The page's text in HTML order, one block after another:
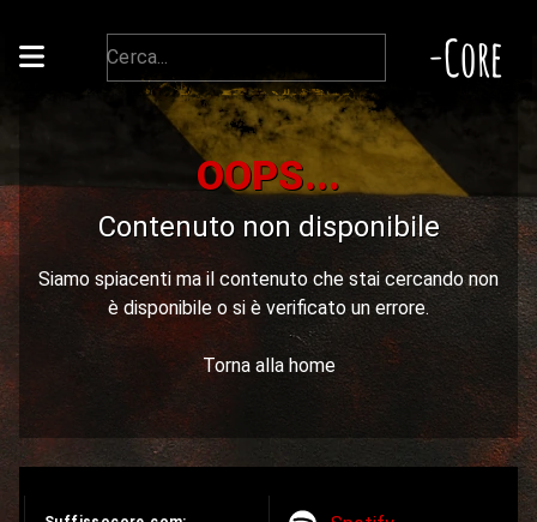
-Core
OOPS...
Contenuto non disponibile
Siamo spiacenti ma il contenuto che stai cercando non
è disponibile o si è verificato un errore.
Torna alla home